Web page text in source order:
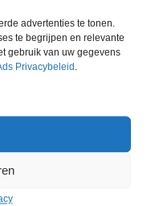
advertenties te tonen.
te begrijpen en relevante
gebruik van uw gegevens
Privacybeleid .